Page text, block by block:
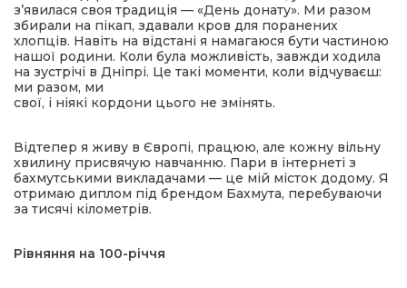
з’явилася своя традиція — «День донату». Ми разом
збирали на пікап, здавали кров для поранених
хлопців. Навіть на відстані я намагаюся бути частиною
нашої родини. Коли була можливість, завжди ходила
на зустрічі в Дніпрі. Це такі моменти, коли відчуваєш:
ми разом, ми
свої, і ніякі кордони цього не змінять.
Відтепер я живу в Європі, працюю, але кожну вільну
хвилину присвячую навчанню. Пари в інтернеті з
бахмутськими викладачами — це мій місток додому. Я
отримаю диплом під брендом Бахмута, перебуваючи
за тисячі кілометрів.
Рівняння на 100-річчя